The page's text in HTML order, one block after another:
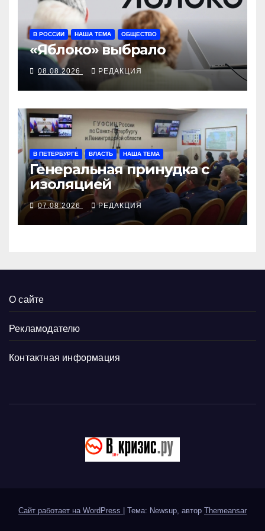
В РОССИИ НАША ТЕМА ОБЩЕСТВО
«Яблоко» выбрало
08.08.2026 РЕДАКЦИЯ
В ПЕТЕРБУРГЕ ВЛАСТЬ НАША ТЕМА
Генеральная принудка с
изоляцией
07.08.2026 РЕДАКЦИЯ
О сайте
Рекламодателю
Контактная информация
Сайт работает на WordPress Тема: Newsup, автор Themeansar